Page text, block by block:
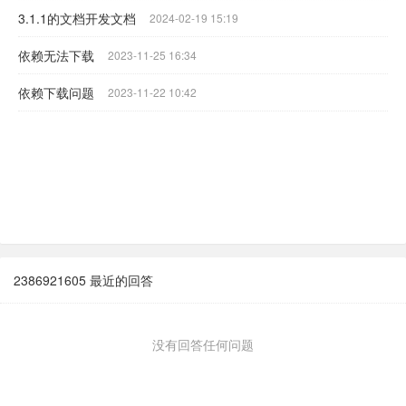
3.1.1的文档开发文档 2024-02-19 15:19
依赖无法下载 2023-11-25 16:34
依赖下载问题 2023-11-22 10:42
2386921605 最近的回答
没有回答任何问题